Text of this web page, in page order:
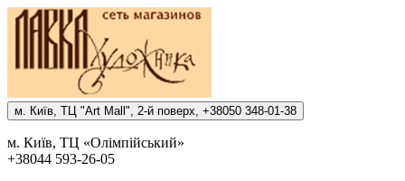
м. Киïв, ТЦ "Art Mall", 2-й поверх, +38050 348-01-38
м. Киïв, ТЦ «Олiмпiйський»
+38044 593-26-05